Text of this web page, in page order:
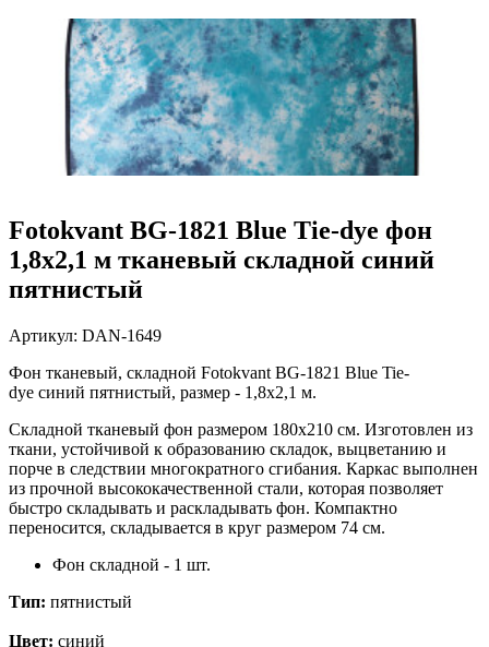
Fotokvant BG-1821 Blue Tie-dye фон
1,8х2,1 м тканевый складной синий
пятнистый
Артикул: DAN-1649
Фон тканевый, складной Fotokvant BG-1821 Blue Tie-
dye синий пятнистый, размер - 1,8х2,1 м.
Складной тканевый фон размером 180х210 см. Изготовлен из
ткани, устойчивой к образованию складок, выцветанию и
порче в следствии многократного cгибания. Каркас выполнен
из прочной высококачественной стали, которая позволяет
быстро складывать и раскладывать фон. Компактно
переносится, складывается в круг размером 74 см.
Фон складной - 1 шт.
Тип: пятнистый
Цвет: синий